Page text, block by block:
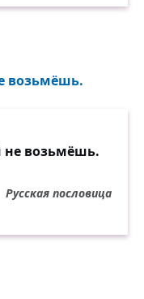
возьмёшь.
не возьмёшь.
Русская пословица